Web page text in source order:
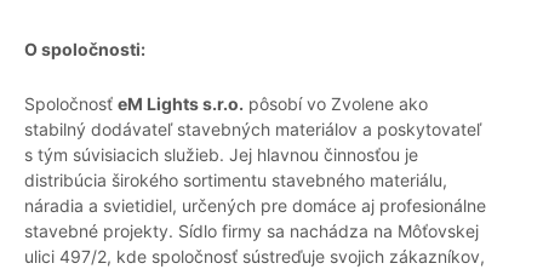
O spoločnosti:
Spoločnosť eM Lights s.r.o. pôsobí vo Zvolene ako
stabilný dodávateľ stavebných materiálov a poskytovateľ
s tým súvisiacich služieb. Jej hlavnou činnosťou je
distribúcia širokého sortimentu stavebného materiálu,
náradia a svietidiel, určených pre domáce aj profesionálne
stavebné projekty. Sídlo firmy sa nachádza na Môťovskej
ulici 497/2, kde spoločnosť sústreďuje svojich zákazníkov,